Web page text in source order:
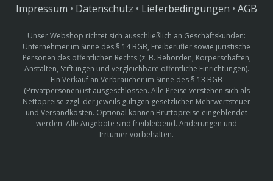
Impressum • Datenschutz • Lieferbedingungen • AGB
Unser Webshop richtet sich ausschließlich an Geschäftskunden:
Unternehmer im Sinne des § 14 BGB, Freiberufler sowie juristische
Personen des öffentlichen Rechts (z. B. Behörden, Körperschaften,
Anstalten, Stiftungen und vergleichbare öffentliche Einrichtungen).
Ein Verkauf an Verbraucher im Sinne des § 13 BGB
(Privatpersonen) ist ausgeschlossen. Alle Preise verstehen sich als
Nettopreise zzgl. der jeweils gültigen gesetzlichen Mehrwertsteuer
und Versandkosten. Optional können Bruttopreise eingeblendet
werden. Alle Angebote sind freibleibend. Änderungen und
Irrtümer vorbehalten.